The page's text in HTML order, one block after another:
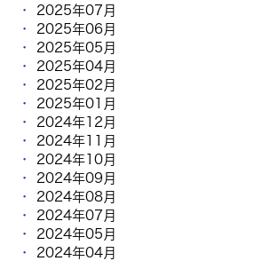
2025年07月
2025年06月
2025年05月
2025年04月
2025年02月
2025年01月
2024年12月
2024年11月
2024年10月
2024年09月
2024年08月
2024年07月
2024年05月
2024年04月